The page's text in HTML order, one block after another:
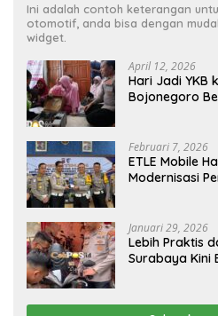
Ini adalah contoh keterangan
otomotif, anda bisa dengan
widget.
April 12, 2026
Hari Jadi YKB
Bojonegoro
Februari 7, 2026
ETLE Mobile
Modernisasi
Januari 29, 2026
Lebih Praktis
Surabaya Kini